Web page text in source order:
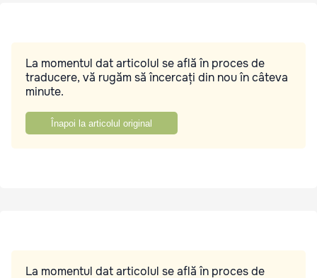
La momentul dat articolul se află în proces de
traducere, vă rugăm să încercați din nou în câteva
minute.
Înapoi la articolul original
La momentul dat articolul se află în proces de